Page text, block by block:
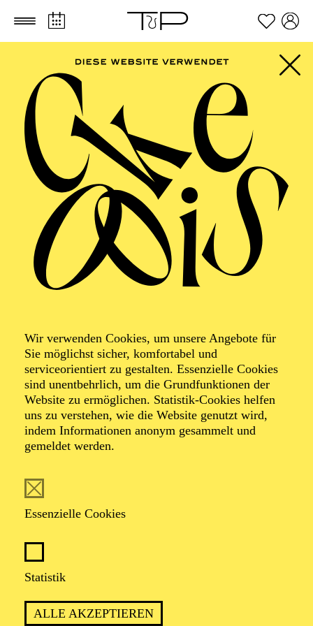
Zum Hauptinhalt springen Zum Footer springen
Wir verwenden Cookies, um unsere Angebote für
Sie möglichst sicher, komfortabel und
serviceorientiert zu gestalten. Essenzielle Cookies
sind unentbehrlich, um die Grundfunktionen der
Website zu ermöglichen. Statistik-Cookies helfen
uns zu verstehen, wie die Website genutzt wird,
indem Informationen anonym gesammelt und
gemeldet werden.
Essenzielle Cookies
Statistik
ALLE AKZEPTIEREN
Geboren 1999, studierte sie Theaterwissenschaft,
Berlin und der Universität Wien sowie im Master
Musiktheaterdramaturgie an der Bayerischen